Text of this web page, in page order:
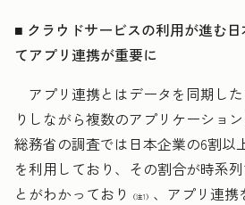
■ クラウドサービスの利用が進む
てアプリ連携が重要に
アプリ連携とはデータを同期し
りしながら複数のアプリケーショ
総務省の調査では日本企業の6割以
を利用しており、その割合が時系
とがわかっており
（注1） 、アプリ連携